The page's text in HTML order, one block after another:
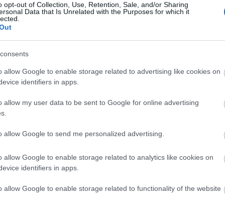
opt-out of Collection, Use, Retention, Sale, and/or Sharing
Data that Is Unrelated with the Purposes for which it
allow Google to enable storage related to advertising like cookies on
identifiers in apps.
allow my user data to be sent to Google for online advertising
allow Google to send me personalized advertising.
allow Google to enable storage related to analytics like cookies on
identifiers in apps.
allow Google to enable storage related to functionality of the website
SZABÓ ANDRÁS A
#02)
költők elemzik magyar dalok szövegeit, mesélnek a
és fejtik meg, mitől lesz igazán jó egy dalszöveg. A
„ősi, barbár imájáról”, a korskorskorsról…
senkise cserna-szabó andrás